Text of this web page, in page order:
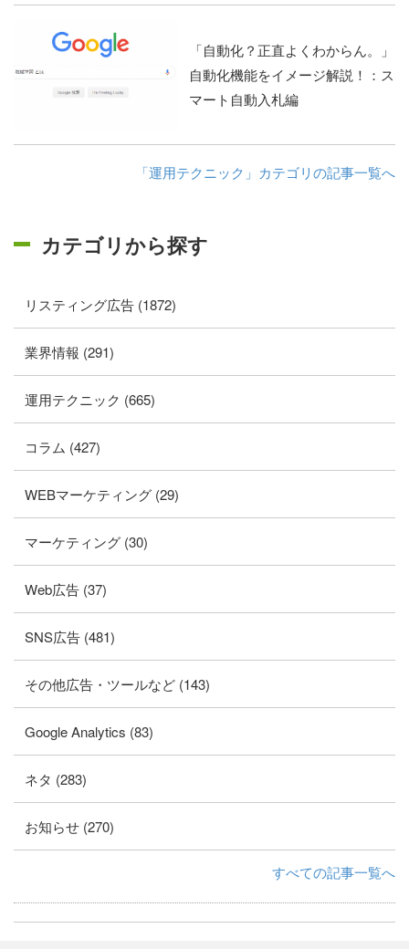
「自動化？正直よくわからん。」
自動化機能をイメージ解説！：ス
マート自動入札編
「運用テクニック」カテゴリの記事一覧へ
カテゴリから探す
リスティング広告 (1872)
業界情報 (291)
運用テクニック (665)
コラム (427)
WEBマーケティング (29)
マーケティング (30)
Web広告 (37)
SNS広告 (481)
その他広告・ツールなど (143)
Google Analytics (83)
ネタ (283)
お知らせ (270)
すべての記事一覧へ